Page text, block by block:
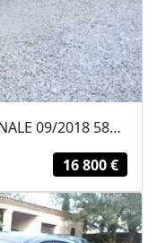
FORD KUGA 20 TDCI 150CH VIGNALE 09/2018 58000KM
16 800 €